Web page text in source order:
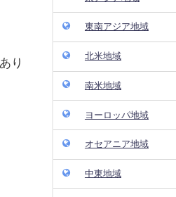
り
東南アジア地域
北米地域
南米地域
ヨーロッパ地域
オセアニア地域
中東地域